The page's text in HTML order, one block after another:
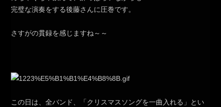
完璧な演奏をする後藤さんに圧巻です。
さすがの貫録を感じますね～～
この日は、全バンド、「クリスマスソングを一曲入れる」とい